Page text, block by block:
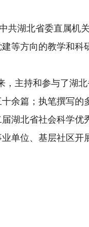
中共湖北省委直属机
建等方向的教学和科
，主持和参与了湖
十余篇 ； 执笔撰写的
湖北省社会科学优
单位、基层社区开